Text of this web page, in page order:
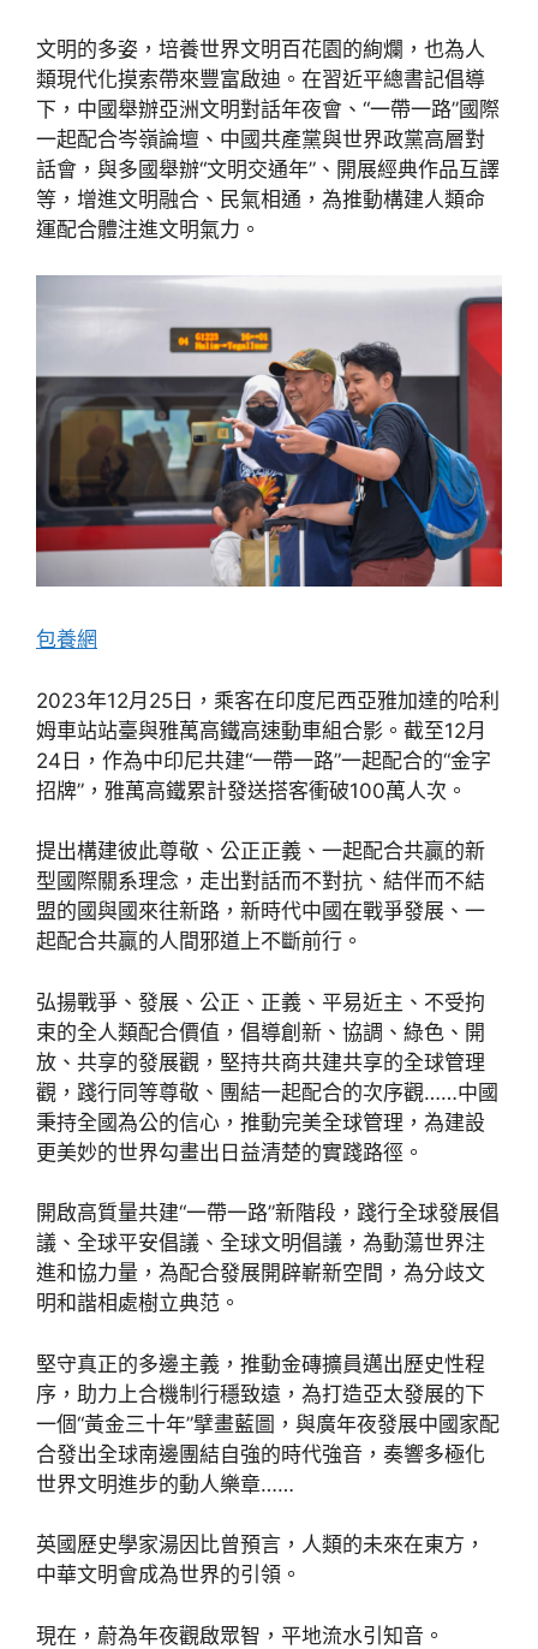
文明的多姿，培養世界文明百花園的絢爛，也為人
類現代化摸索帶來豐富啟迪。在習近平總書記倡導
下，中國舉辦亞洲文明對話年夜會、“一帶一路”國際
一起配合岑嶺論壇、中國共產黨與世界政黨高層對
話會，與多國舉辦“文明交通年”、開展經典作品互譯
等，增進文明融合、民氣相通，為推動構建人類命
運配合體注進文明氣力。
包養網
2023年12月25日，乘客在印度尼西亞雅加達的哈利
姆車站站臺與雅萬高鐵高速動車組合影。截至12月
24日，作為中印尼共建“一帶一路”一起配合的“金字
招牌”，雅萬高鐵累計發送搭客衝破100萬人次。
提出構建彼此尊敬、公正正義、一起配合共贏的新
型國際關系理念，走出對話而不對抗、結伴而不結
盟的國與國來往新路，新時代中國在戰爭發展、一
起配合共贏的人間邪道上不斷前行。
弘揚戰爭、發展、公正、正義、平易近主、不受拘
束的全人類配合價值，倡導創新、協調、綠色、開
放、共享的發展觀，堅持共商共建共享的全球管理
觀，踐行同等尊敬、團結一起配合的次序觀……中國
秉持全國為公的信心，推動完美全球管理，為建設
更美妙的世界勾畫出日益清楚的實踐路徑。
開啟高質量共建“一帶一路”新階段，踐行全球發展倡
議、全球平安倡議、全球文明倡議，為動蕩世界注
進和協力量，為配合發展開辟嶄新空間，為分歧文
明和諧相處樹立典范。
堅守真正的多邊主義，推動金磚擴員邁出歷史性程
序，助力上合機制行穩致遠，為打造亞太發展的下
一個“黃金三十年”擘畫藍圖，與廣年夜發展中國家配
合發出全球南邊團結自強的時代強音，奏響多極化
世界文明進步的動人樂章……
英國歷史學家湯因比曾預言，人類的未來在東方，
中華文明會成為世界的引領。
現在，蔚為年夜觀啟眾智，平地流水引知音。